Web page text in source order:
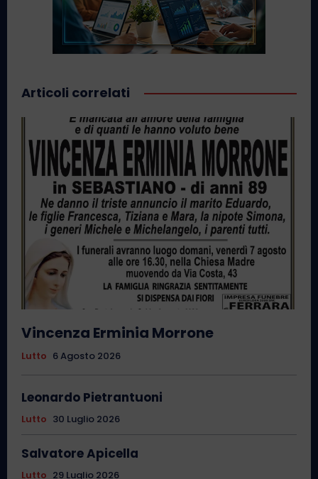
Articoli correlati
Vincenza Erminia Morrone
Lutto 6 Agosto 2026
Leonardo Pietrantuoni
Lutto 30 Luglio 2026
Salvatore Apicella
Lutto 29 Luglio 2026